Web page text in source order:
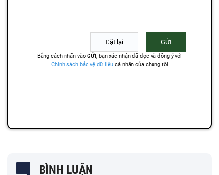
BÌNH LUẬN